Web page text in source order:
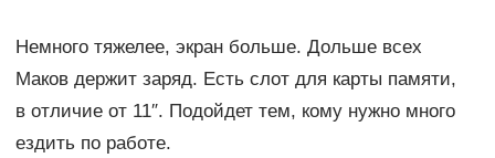
Немного тяжелее, экран больше. Дольше всех
Маков держит заряд. Есть слот для карты памяти,
в отличие от 11″. Подойдет тем, кому нужно много
ездить по работе.